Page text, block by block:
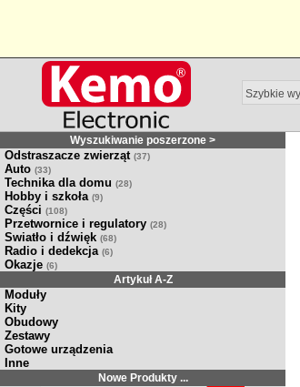
Wyszukiwanie poszerzone >
Odstraszacze zwierząt (37)
Auto (33)
Technika dla domu (28)
Hobby i szkoła (9)
Części (108)
Przetwornice i regulatory (28)
Swiatło i dźwięk (68)
Radio i dedekcja (6)
Okazje (6)
Artykuł A-Z
Moduły
Kity
Obudowy
Zestawy
Gotowe urządzenia
Inne
Nowe Produkty ...